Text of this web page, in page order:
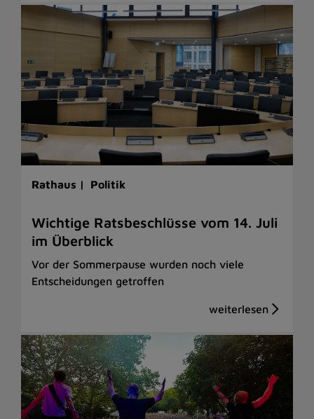
Rathaus | Politik
Wichtige Ratsbeschlüsse vom 14. Juli
im Überblick
Vor der Sommerpause wurden noch viele
Entscheidungen getroffen